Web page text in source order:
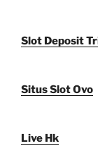
Slot Deposit
Situs Slot Ovo
Live Hk